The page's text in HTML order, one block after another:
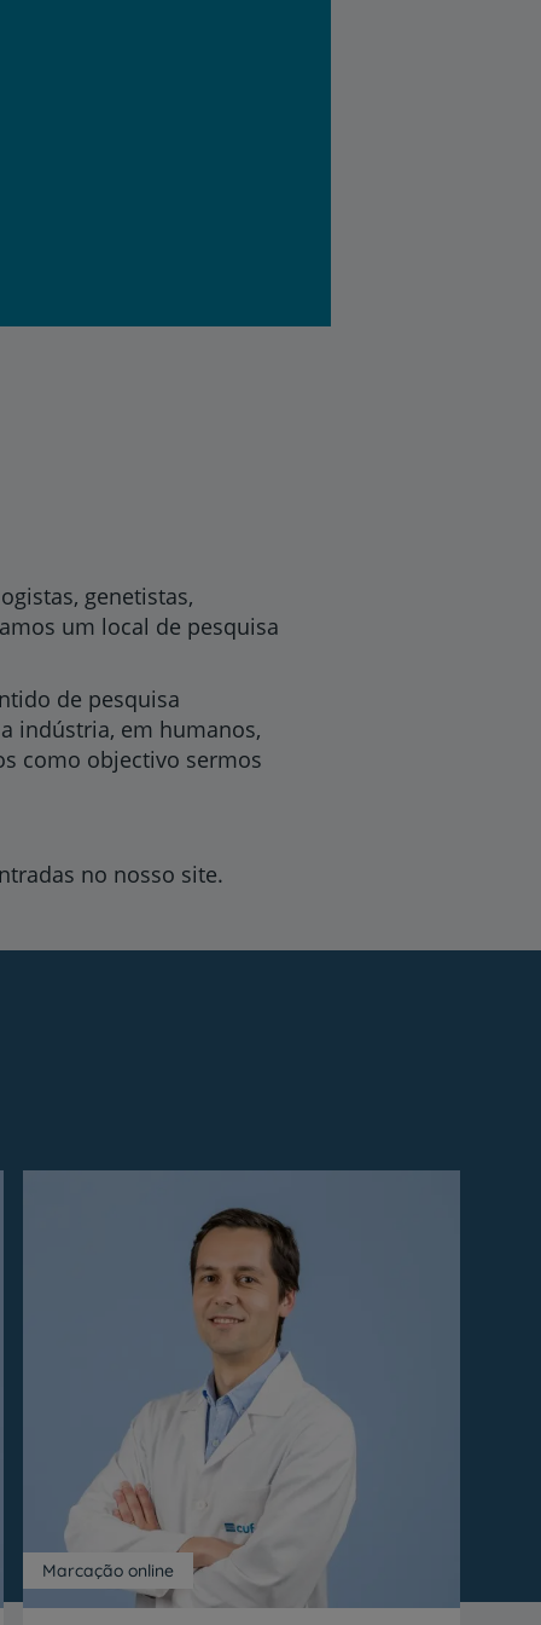
genetistas,
um local de pesquisa
de pesquisa
indústria, em humanos,
como objectivo sermos
no nosso site.
Marcação online